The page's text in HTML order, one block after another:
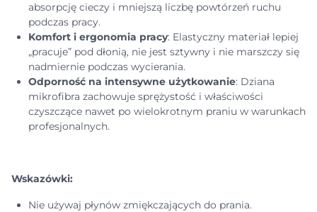
absorpcję cieczy i mniejszą liczbę powtórzeń ruchu
podczas pracy.
Komfort i ergonomia pracy: Elastyczny materiał lepiej
„pracuje” pod dłonią, nie jest sztywny i nie marszczy się
nadmiernie podczas wycierania.
Odporność na intensywne użytkowanie: Dziana
mikrofibra zachowuje sprężystość i właściwości
czyszczące nawet po wielokrotnym praniu w warunkach
profesjonalnych.
Wskazówki:
Nie używaj płynów zmiękczających do prania.